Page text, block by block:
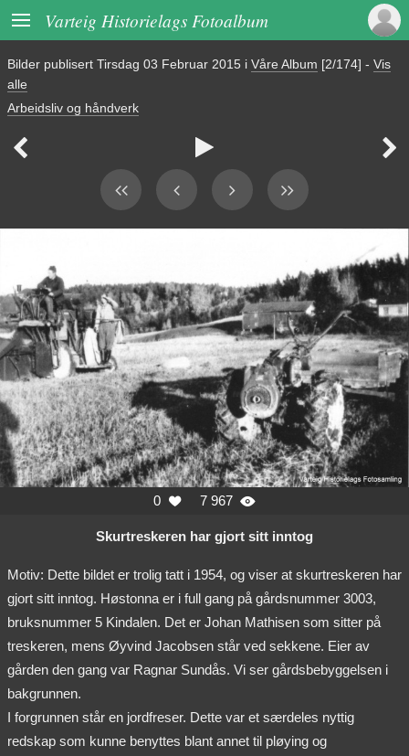
 Varteig Historielags Fotoalbum
Bilder publisert Tirsdag 03 Februar 2015 i Våre Album [2/174] - Vis
alle
Arbeidsliv og håndverk
  
0  7 967 
Skurtreskeren har gjort sitt inntog
Motiv: Dette bildet er trolig tatt i 1954, og viser at skurtreskeren har
gjort sitt inntog. Høstonna er i full gang på gårdsnummer 3003,
bruksnummer 5 Kindalen. Det er Johan Mathisen som sitter på
treskeren, mens Øyvind Jacobsen står ved sekkene. Eier av
gården den gang var Ragnar Sundås. Vi ser gårdsbebyggelsen i
bakgrunnen.
I forgrunnen står en jordfreser. Dette var et særdeles nyttig
redskap som kunne benyttes blant annet til pløying og